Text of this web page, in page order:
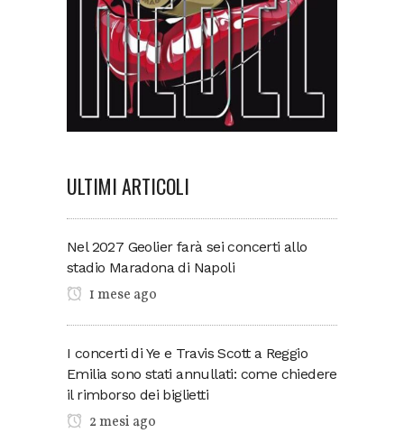
ULTIMI ARTICOLI
Nel 2027 Geolier farà sei concerti allo
stadio Maradona di Napoli
1 mese ago
I concerti di Ye e Travis Scott a Reggio
Emilia sono stati annullati: come chiedere
il rimborso dei biglietti
2 mesi ago